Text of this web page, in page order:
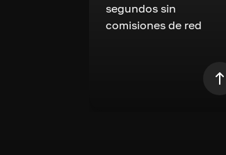
segundos sin
comisiones de red